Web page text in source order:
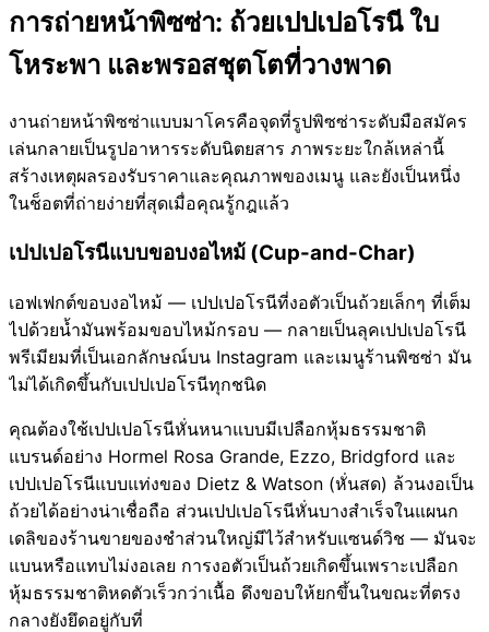
การถ่ายหน้าพิซซ่า: ถ้วยเปปเปอโรนี ใบ
โหระพา และพรอสชุตโตที่วางพาด
งานถ่ายหน้าพิซซ่าแบบมาโครคือจุดที่รูปพิซซ่าระดับมือสมัคร
เล่นกลายเป็นรูปอาหารระดับนิตยสาร ภาพระยะใกล้เหล่านี้
สร้างเหตุผลรองรับราคาและคุณภาพของเมนู และยังเป็นหนึ่ง
ในช็อตที่ถ่ายง่ายที่สุดเมื่อคุณรู้กฎแล้ว
เปปเปอโรนีแบบขอบงอไหม้ (Cup-and-Char)
เอฟเฟกต์ขอบงอไหม้ — เปปเปอโรนีที่งอตัวเป็นถ้วยเล็กๆ ที่เต็ม
ไปด้วยน้ำมันพร้อมขอบไหม้กรอบ — กลายเป็นลุคเปปเปอโรนี
พรีเมียมที่เป็นเอกลักษณ์บน Instagram และเมนูร้านพิซซ่า มัน
ไม่ได้เกิดขึ้นกับเปปเปอโรนีทุกชนิด
คุณต้องใช้เปปเปอโรนีหั่นหนาแบบมีเปลือกหุ้มธรรมชาติ
แบรนด์อย่าง Hormel Rosa Grande, Ezzo, Bridgford และ
เปปเปอโรนีแบบแท่งของ Dietz & Watson (หั่นสด) ล้วนงอเป็น
ถ้วยได้อย่างน่าเชื่อถือ ส่วนเปปเปอโรนีหั่นบางสำเร็จในแผนก
เดลิของร้านขายของชำส่วนใหญ่มีไว้สำหรับแซนด์วิช — มันจะ
แบนหรือแทบไม่งอเลย การงอตัวเป็นถ้วยเกิดขึ้นเพราะเปลือก
หุ้มธรรมชาติหดตัวเร็วกว่าเนื้อ ดึงขอบให้ยกขึ้นในขณะที่ตรง
กลางยังยึดอยู่กับที่